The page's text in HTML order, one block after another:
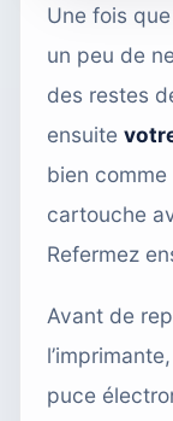
Une fois
un peu de
des restes
ensuite
bien
cartouche
Refermez
Avant de
puce